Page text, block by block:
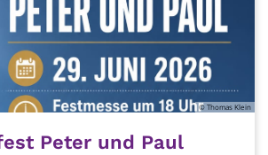
© Thomas Klein
Peter und Paul